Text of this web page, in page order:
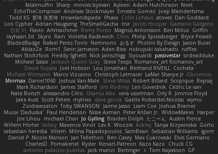
fatalmuffin Sharp movies byevan Ayleen Adam Hutchinson Neet
EchoTheComposer Andreas Stockmayer Ernesto Gomez Joep Meindertsma
Todd KS 景琦 张景琦 trowelandspade Phase Colin Lohaus atoves Dan Goddard
Loo Cypher Adrian Haugseng TheSmallGacha trvr Jacob Hooper Gaetano Gargano
민희 이
Flavio Artmachiner Remy Ponso Magnús Antonsson Ben Milius Griffin
rayhaan.3d
Skyro Rain Violetta Radkevich Chris Philip Spiessberger Bryce Powell
BladedBadge Rafael Perez-Torro Nemnomi おるす Photini By Design Jason Buier
AblazZe Rom1 Serin Jameson Aden Bise nobuyuki takahashi
ruffles
Nathan Stoltzfoos Freddy Sghetti Nick Jainschigg Siyouardi passivestar sirdeadduke
Michael Sasse Jackson Quinn Gray Steve Teeps Romanov_art Romanov_art
David Sopala Joel Hobson Lou Jonathan Bertrand RIVEILL Cocheta
Michael Witmann Marco Vizcaino Christoph Letmaier LaMar Sharpe Jr Gbromios
Minmax Daniel1060 Joshua Van-Male Steve Mitas Robert Billard Scopique Repsaj
Mark Richardson James Stafford Jim Rodney Len Govednik Cédric Le van
Nate Borsch alessandro Citro Osamu Abe vera usselman Orly R Jimmie Floyd
Jake Aust Scott Peters mytrixx dave garcia Gaëlle Robardet-Nicolas wymo
Zoidrawzaton Toby SWANSON Jaime Jasso Liam Cox Joshua Bramer
Mucai 'Daduska' Paul Henderson Nisse Axman Peter Križan Jr. WidowMakes Harper
Joe Lihou
michael Chan Jo Gylling Braiden Dolph たこーん Austin Pierce
Willem Hörter Valery Maxence Vinot Lev K Woozle Ackley Tanya Krzywinska Gorto
sebastian heredia Villem Milina Papadopoulos SamBean Sebastian Williams igorrr
Daniel P Nicole Manson Jan Tellethon Ben Casey Max Cukrowski Elvis Germano
CharlesD
Pomakenel Ryder Renart-Patreon Kazo Kazo
Chuck CG
antonio palacios puertas jack manzi Bertinger k Tom Kayakson GP